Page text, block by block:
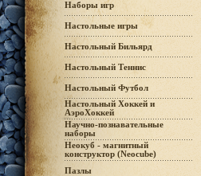
Наборы игр
Настольные игры
Настольный Бильярд
Настольный Теннис
Настольный Футбол
Настольный Хоккей и
АэроХоккей
Научно-познавательные
наборы
Неокуб - магнитный
конструктор (Neocube)
Пазлы